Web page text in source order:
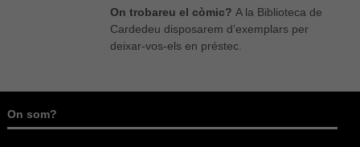
On trobareu el còmic? A la Biblioteca de
Cardedeu disposarem d’exemplars per
deixar-vos-els en préstec.
On som?